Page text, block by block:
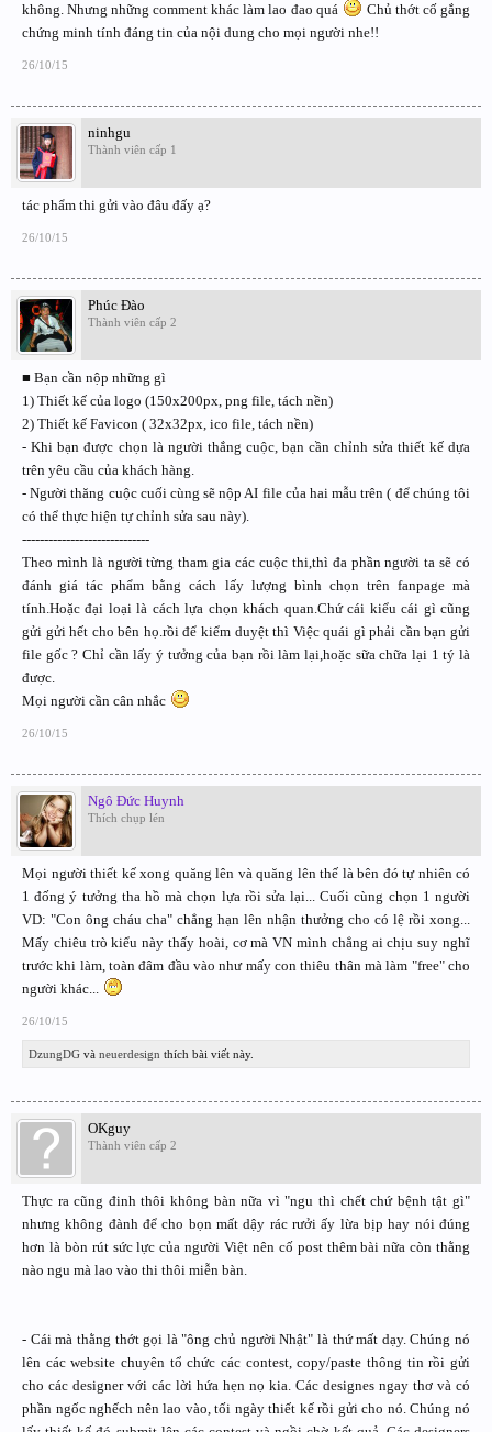
không. Nhưng những comment khác làm lao đao quá
Chủ thớt cố gắng
chứng minh tính đáng tin của nội dung cho mọi người nhe!!
26/10/15
ninhgu
Thành viên cấp 1
tác phẩm thi gửi vào đâu đấy ạ?
26/10/15
Phúc Đào
Thành viên cấp 2
■ Bạn cần nộp những gì
1) Thiết kế của logo (150x200px, png file, tách nền)
2) Thiết kế Favicon ( 32x32px, ico file, tách nền)
- Khi bạn được chọn là người thắng cuộc, bạn cần chỉnh sửa thiết kế dựa
trên yêu cầu của khách hàng.
- Người thăng cuộc cuối cùng sẽ nộp AI file của hai mẫu trên ( để chúng tôi
có thể thực hiện tự chỉnh sửa sau này).
-----------------------------
Theo mình là người từng tham gia các cuộc thi,thì đa phần người ta sẽ có
đánh giá tác phẩm bằng cách lấy lượng bình chọn trên fanpage mà
tính.Hoặc đại loại là cách lựa chọn khách quan.Chứ cái kiểu cái gì cũng
gửi gửi hết cho bên họ.rồi để kiểm duyệt thì Việc quái gì phải cần bạn gửi
file gốc ? Chỉ cần lấy ý tưởng của bạn rồi làm lại,hoặc sữa chữa lại 1 tý là
được.
Mọi người cần cân nhắc
26/10/15
Ngô Đức Huynh
Thích chụp lén
Mọi người thiết kế xong quăng lên và quăng lên thế là bên đó tự nhiên có
1 đống ý tưởng tha hồ mà chọn lựa rồi sửa lại... Cuối cùng chọn 1 người
VD: "Con ông cháu cha" chẳng hạn lên nhận thưởng cho có lệ rồi xong...
Mấy chiêu trò kiểu này thấy hoài, cơ mà VN mình chẳng ai chịu suy nghĩ
trước khi làm, toàn đâm đầu vào như mấy con thiêu thân mà làm "free" cho
người khác...
26/10/15
DzungDG và neuerdesign thích bài viết này.
OKguy
Thành viên cấp 2
Thực ra cũng đinh thôi không bàn nữa vì "ngu thì chết chứ bệnh tật gì"
nhưng không đành để cho bọn mất dậy rác rưởi ấy lừa bịp hay nói đúng
hơn là bòn rút sức lực của người Việt nên cố post thêm bài nữa còn thằng
nào ngu mà lao vào thi thôi miễn bàn.
- Cái mà thằng thớt gọi là "ông chủ người Nhật" là thứ mất dạy. Chúng nó
lên các website chuyên tổ chức các contest, copy/paste thông tin rồi gửi
cho các designer với các lời hứa hẹn nọ kia. Các designes ngay thơ và có
phần ngốc nghếch nên lao vào, tối ngày thiết kế rồi gửi cho nó. Chúng nó